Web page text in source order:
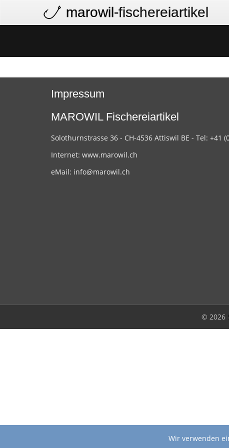
marowil-fischereiartikel
Impressum
MAROWIL Fischereiartikel
Solothurnstrasse 36 - CH-4536 Attiswil BE - Tel: +41
Internet: www.marowil.ch
eMail: info@marowil.ch
© 2026
Wir verwenden